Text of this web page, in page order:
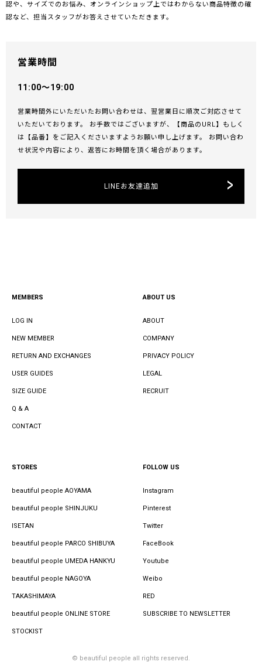
認や、サイズでのお悩み、オンラインショップ上ではわからない商品特徴の確
認など、担当スタッフがお答えさせていただきます。
営業時間
11:00〜19:00
営業時間外にいただいたお問い合わせは、翌営業日に順次ご対応させて
いただいております。 お手数ではございますが、【商品のURL】もしく
は【品番】をご記入くださいますようお願い申し上げます。 お問い合わ
せ状況や内容により、返答にお時間を頂く場合があります。
LINEお友達追加
MEMBERS
LOG IN
NEW MEMBER
RETURN AND EXCHANGES
USER GUIDES
SIZE GUIDE
Q & A
CONTACT
ABOUT US
ABOUT
COMPANY
PRIVACY POLICY
LEGAL
RECRUIT
STORES
beautiful people AOYAMA
beautiful people SHINJUKU
ISETAN
beautiful people PARCO SHIBUYA
beautiful people UMEDA HANKYU
beautiful people NAGOYA
TAKASHIMAYA
beautiful people ONLINE STORE
STOCKIST
FOLLOW US
Instagram
Pinterest
Twitter
FaceBook
Youtube
Weibo
RED
SUBSCRIBE TO NEWSLETTER
© beautiful people all rights reserved.